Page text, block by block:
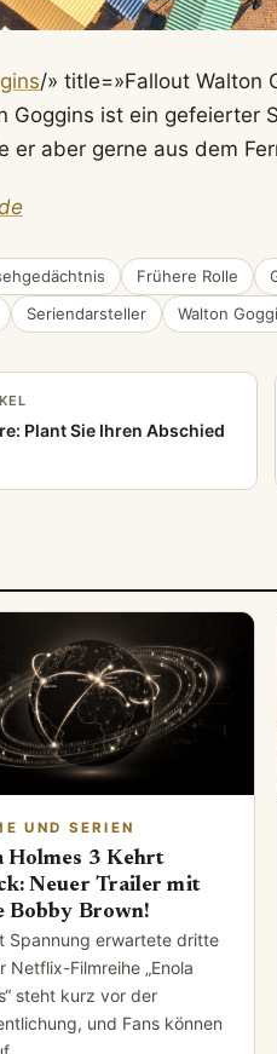
/» title=»Fallout Walton
Goggins ist ein gefeierter
er aber gerne aus dem
Frühere Rolle
Seriendarsteller Walton
Plant Sie Ihren Abschied
UND SERIEN
Holmes 3 Kehrt
Neuer Trailer mit
Bobby Brown!
Spannung erwartete dritte
Netflix-Filmreihe „Enola
steht kurz vor der
und Fans können